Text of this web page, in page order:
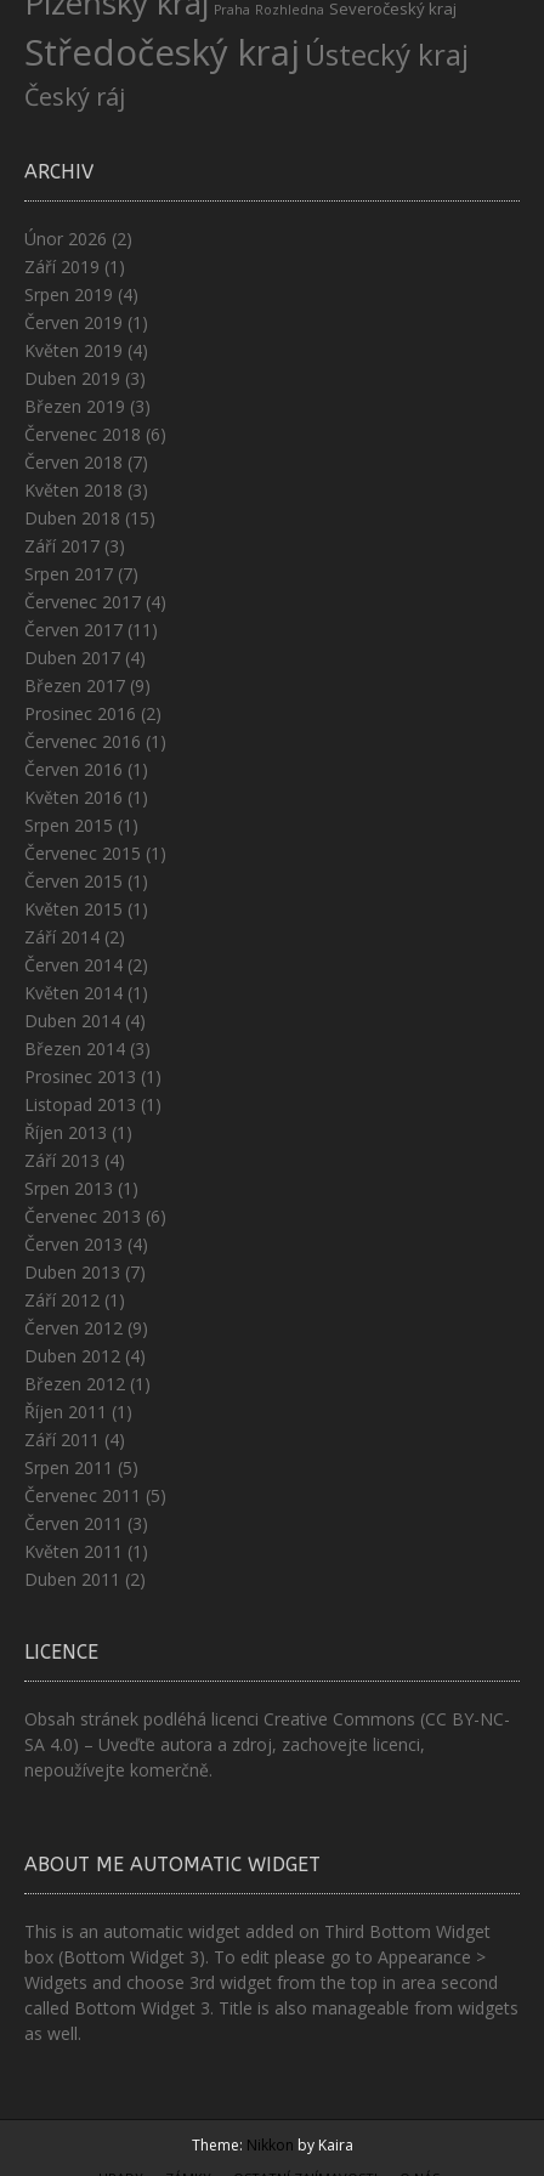
Praha Rozhledna Severočeský kraj
Středočeský kraj Ústecký kraj
Český ráj
ARCHIV
Únor 2026 (2)
Září 2019 (1)
Srpen 2019 (4)
Červen 2019 (1)
Květen 2019 (4)
Duben 2019 (3)
Březen 2019 (3)
Červenec 2018 (6)
Červen 2018 (7)
Květen 2018 (3)
Duben 2018 (15)
Září 2017 (3)
Srpen 2017 (7)
Červenec 2017 (4)
Červen 2017 (11)
Duben 2017 (4)
Březen 2017 (9)
Prosinec 2016 (2)
Červenec 2016 (1)
Červen 2016 (1)
Květen 2016 (1)
Srpen 2015 (1)
Červenec 2015 (1)
Červen 2015 (1)
Květen 2015 (1)
Září 2014 (2)
Červen 2014 (2)
Květen 2014 (1)
Duben 2014 (4)
Březen 2014 (3)
Prosinec 2013 (1)
Listopad 2013 (1)
Říjen 2013 (1)
Září 2013 (4)
Srpen 2013 (1)
Červenec 2013 (6)
Červen 2013 (4)
Duben 2013 (7)
Září 2012 (1)
Červen 2012 (9)
Duben 2012 (4)
Březen 2012 (1)
Říjen 2011 (1)
Září 2011 (4)
Srpen 2011 (5)
Červenec 2011 (5)
Červen 2011 (3)
Květen 2011 (1)
Duben 2011 (2)
LICENCE
Obsah stránek podléhá licenci Creative Commons (CC BY-NC-
SA 4.0) – Uveďte autora a zdroj, zachovejte licenci,
nepoužívejte komerčně.
ABOUT ME AUTOMATIC WIDGET
This is an automatic widget added on Third Bottom Widget
box (Bottom Widget 3). To edit please go to Appearance >
Widgets and choose 3rd widget from the top in area second
called Bottom Widget 3. Title is also manageable from widgets
as well.
Theme: Nikkon by Kaira